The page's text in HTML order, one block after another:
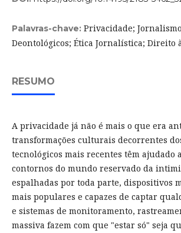
Palavras-chave: Privacidade;
Deontológicos; Ética Jornalística; Direito
RESUMO
A privacidade já não é mais o que era
transformações culturais decorrentes
tecnológicos mais recentes têm ajudado
contornos do mundo reservado da
espalhadas por toda parte, dispositivos
mais populares e capazes de captar
e sistemas de monitoramento,
massiva fazem com que "estar só" seja